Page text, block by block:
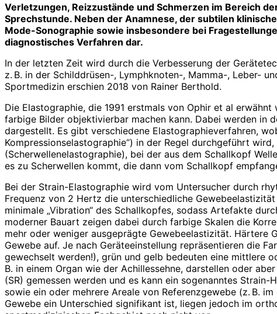
Verletzungen, Reizzustände und Schmerzen im Bereich
Sprechstunde. Neben der Anamnese, der subtilen
Mode-Sonographie sowie insbesondere bei
diagnostisches Verfahren dar.
In der letzten Zeit wird durch die Verbesserung der
z. B. in der Schilddrüsen-, Lymphknoten-, Mamma-, Leber-
Sportmedizin erschien 2018 von Rainer Berthold.
Die Elastographie, die 1991 erstmals von Ophir et al
farbige Bilder objektivierbar machen kann. Dabei werden in
dargestellt. Es gibt verschiedene Elasto­graphieverfahren,
Kompressionselastographie“) in der Regel durchgeführt
(Scherwellenelastographie), bei der aus dem Schallkopf
es zu Scherwellen kommt, die dann vom Schallkopf
Bei der Strain-Elastographie wird vom Untersucher durch
Frequenz von 2 Hertz die unterschiedliche
minimale „Vibration“ des Schallkopfes, sodass Artefakte
moderner Bauart zeigen dabei durch farbige Skalen die
mehr oder ­weniger ausgeprägte Gewebeelastizität. Härtere
Gewebe auf. Je nach Geräteeinstellung repräsentieren die
gewechselt werden!), grün und gelb bedeuten eine mittlere
B. in einem Organ wie der Achillessehne, darstellen oder
(SR) gemessen werden und es kann ein sogenanntes
sowie ein oder mehrere Areale von Referenzgewebe (z. B.
Gewebe ein Unterschied signifikant ist, liegen jedoch im